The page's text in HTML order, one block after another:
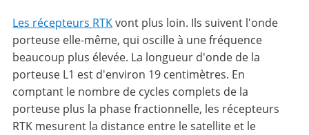
Les récepteurs RTKvont plus loin. Ils suivent l'onde
porteuse elle-même, qui oscille à une fréquence
beaucoup plus élevée. La longueur d'onde de la
porteuse L1 est d'environ 19 centimètres. En
comptant le nombre de cycles complets de la
porteuse plus la phase fractionnelle, les récepteurs
RTK mesurent la distance entre le satellite et le